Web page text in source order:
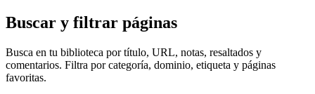
Buscar y filtrar páginas
Busca en tu biblioteca por título, URL, notas, resaltados y
comentarios. Filtra por categoría, dominio, etiqueta y páginas
favoritas.